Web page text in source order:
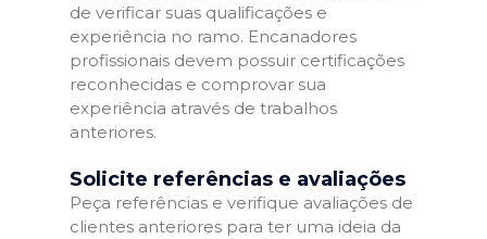
de verificar suas qualificações e
experiência no ramo. Encanadores
profissionais devem possuir certificações
reconhecidas e comprovar sua
experiência através de trabalhos
anteriores.
Solicite referências e avaliações
Peça referências e verifique avaliações de
clientes anteriores para ter uma ideia da